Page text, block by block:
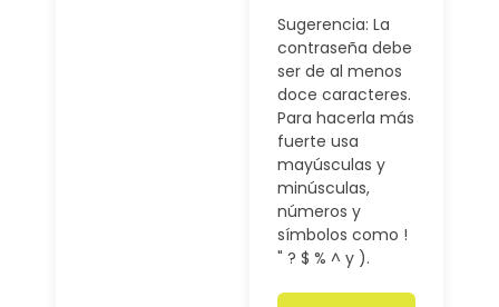
Sugerencia: La
contraseña debe
ser de al menos
doce caracteres.
Para hacerla más
fuerte usa
mayúsculas y
minúsculas,
números y
símbolos como !
" ? $ % ^ y ).